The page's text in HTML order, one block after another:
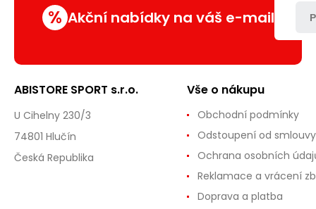
0,8
% Akční nabídky na váš e-mail
ABISTORE SPORT s.r.o.
U Cihelny 230/3
74801 Hlučín
Česká Republika
Vše o nákupu
Obchodní podmínky
Odstoupení od smlouvy
Ochrana osobních
Reklamace a vrácení
Doprava a platba